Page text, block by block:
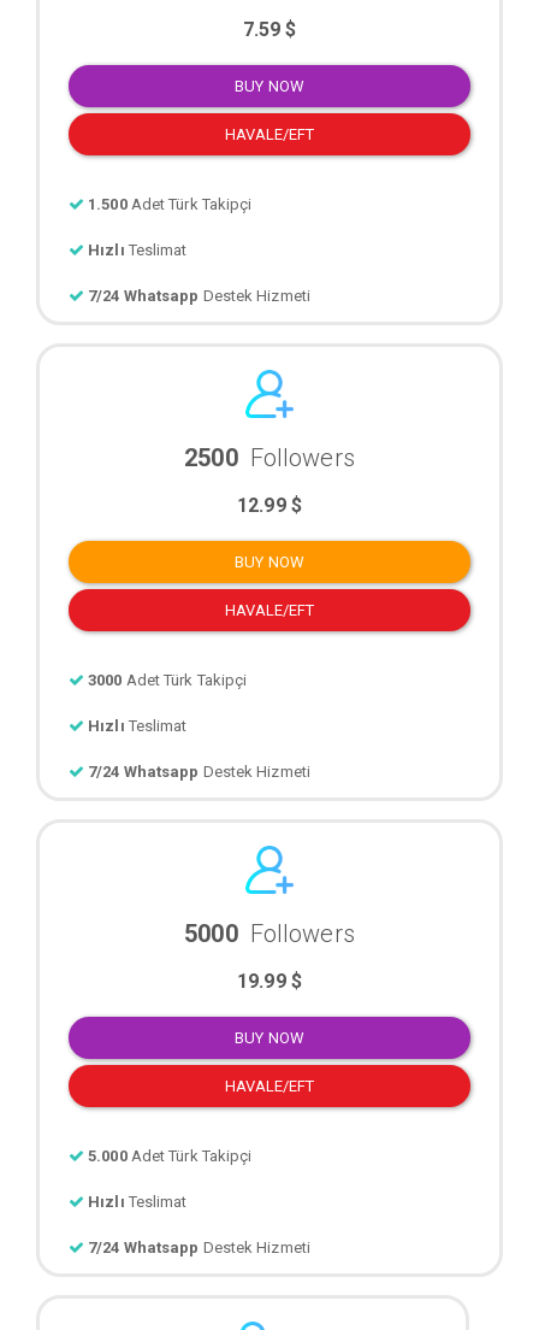
7.59 $
BUY NOW
HAVALE/EFT
1.500 Adet Türk Takipçi
Hızlı Teslimat
7/24 Whatsapp Destek Hizmeti
2500 Followers
12.99 $
BUY NOW
HAVALE/EFT
3000 Adet Türk Takipçi
Hızlı Teslimat
7/24 Whatsapp Destek Hizmeti
5000 Followers
19.99 $
BUY NOW
HAVALE/EFT
5.000 Adet Türk Takipçi
Hızlı Teslimat
7/24 Whatsapp Destek Hizmeti